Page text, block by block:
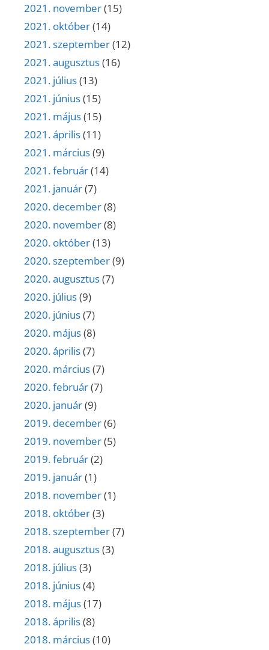
2021. november(15)
2021. október(14)
2021. szeptember(12)
2021. augusztus(16)
2021. július(13)
2021. június(15)
2021. május(15)
2021. április(11)
2021. március(9)
2021. február(14)
2021. január(7)
2020. december(8)
2020. november(8)
2020. október(13)
2020. szeptember(9)
2020. augusztus(7)
2020. július(9)
2020. június(7)
2020. május(8)
2020. április(7)
2020. március(7)
2020. február(7)
2020. január(9)
2019. december(6)
2019. november(5)
2019. február(2)
2019. január(1)
2018. november(1)
2018. október(3)
2018. szeptember(7)
2018. augusztus(3)
2018. július(3)
2018. június(4)
2018. május(17)
2018. április(8)
2018. március(10)